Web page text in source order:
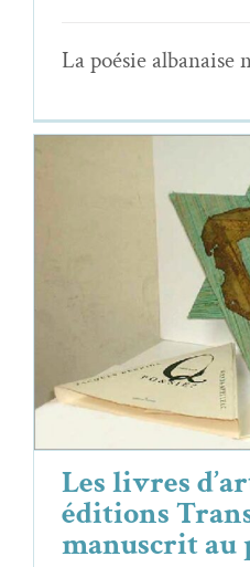
La poésie albanaise
Les livres
Transignum :
Essais & Chroniques
Les livres
éditions
manuscrit au